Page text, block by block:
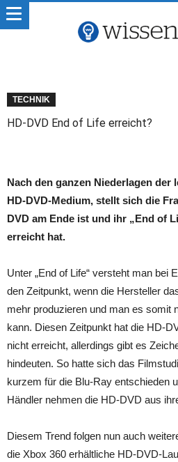
TECHNIK
HD-DVD End of Life erreicht?
Nach den ganzen Niederlagen der
HD-DVD-Medium, stellt sich die
DVD am Ende ist und ihr „End of
erreicht hat.
Unter „End of Life“ versteht man bei
den Zeitpunkt, wenn die Hersteller
mehr produzieren und man es somit
kann. Diesen Zeitpunkt hat die HD-
nicht erreicht, allerdings gibt es
hindeuten. So hatte sich das
kurzem für die Blu-Ray entschieden
Händler nehmen die HD-DVD aus
Diesem Trend folgen nun auch
die Xbox 360 erhältliche HD-DVD-